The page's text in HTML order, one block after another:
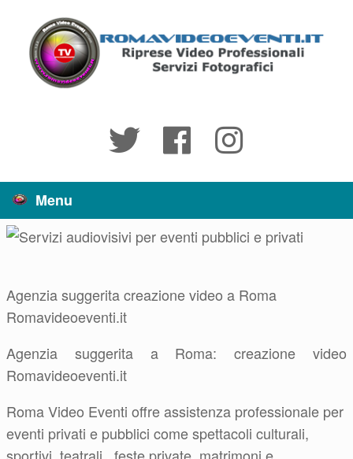
contenuto
Menu
Agenzia suggerita creazione video a Roma
Romavideoeventi.it
Agenzia suggerita a Roma: creazione video
Romavideoeventi.it
Roma Video Eventi offre assistenza professionale per
eventi privati e pubblici come spettacoli culturali,